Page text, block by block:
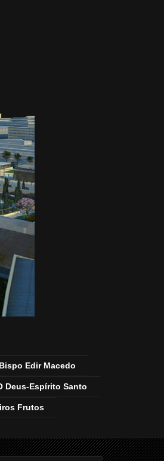
Edir Macedo
Deus-Espírito Santo
Frutos